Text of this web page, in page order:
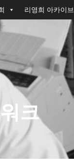
리영희 아카이브
크